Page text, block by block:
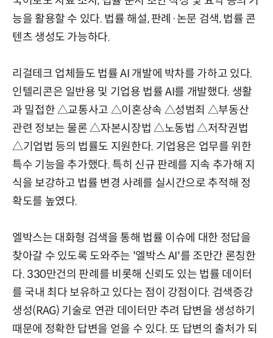
능을 활용할 수 있다. 법률 해설, 판례·논문 검색, 법률 콘
텐츠 생성도 가능하다.
리걸테크 업체들도 법률 AI 개발에 박차를 가하고 있다.
인텔리콘은 일반용 및 기업용 법률 AI를 개발했다. 생활
과 밀접한 △교통사고 △이혼상속 △성범죄 △부동산
관련 정보는 물론 △자본시장법 △노동법 △저작권법
△기업법 등의 법률도 지원한다. 기업용은 업무를 위한
특수 기능을 추가했다. 특히 신규 판례를 지속 추가해 지
식을 보강하고 법률 변경 사례를 실시간으로 추적해 정
확도를 높였다.
엘박스는 대화형 검색을 통해 법률 이슈에 대한 정답을
찾아갈 수 있도록 도와주는 '엘박스 AI'를 조만간 론칭한
다. 330만건의 판례를 비롯해 신뢰도 있는 법률 데이터
를 국내 최다 보유하고 있다는 점이 강점이다. 검색증강
생성(RAG) 기술로 연관 데이터만 추려 답변을 생성하기
때문에 정확한 답변을 얻을 수 있다. 또 답변의 출처가 되